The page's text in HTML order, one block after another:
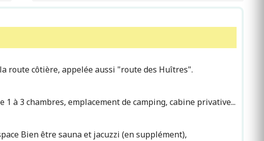
route côtière, appelée aussi "route des Huîtres".
à 3 chambres, emplacement de camping, cabine privative...
Bien être sauna et jacuzzi (en supplément),